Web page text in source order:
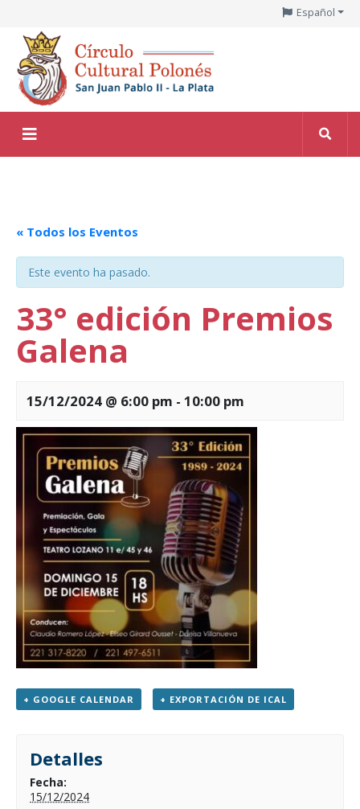
Español
« Todos los Eventos
Este evento ha pasado.
33° edición Premios
Galena
15/12/2024 @ 6:00 pm - 10:00 pm
+ GOOGLE CALENDAR + EXPORTACIÓN DE ICAL
Detalles
Fecha:
15/12/2024